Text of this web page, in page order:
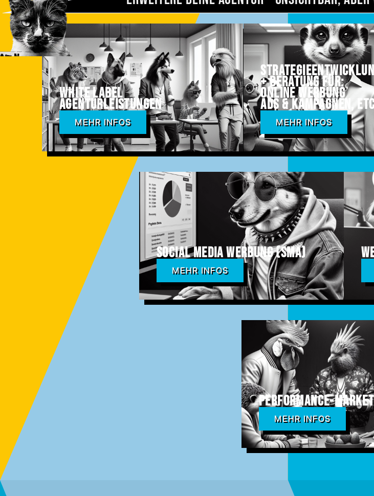
White Label
Agenturleistungen
MEHR INFOS
+ Beratung für:
online Werbung
ADS & Kampagnen,
MEHR INFOS
Social Media Werbung (SMA)
MEHR INFOS
Performance-
MEHR INFOS